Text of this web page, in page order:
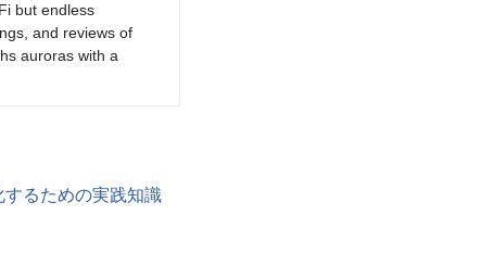
but endless
and reviews of
auroras with a
るための実践知識